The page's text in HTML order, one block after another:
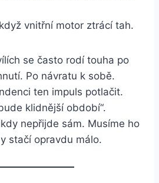
vnitřní motor ztrácí tah.
se často rodí touha po
Po návratu k sobě.
ten impuls potlačit.
klidnější období“.
nepřijde sám. Musíme ho
stačí opravdu málo.